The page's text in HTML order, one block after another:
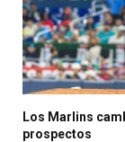
Los Marlins
prospectos